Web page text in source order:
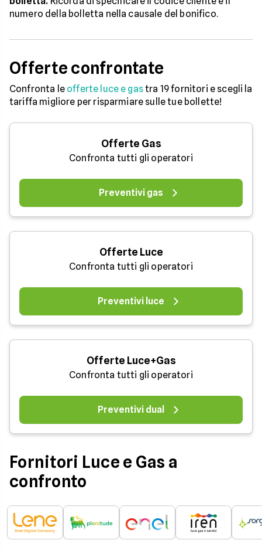
numero della bolletta nella causale del bonifico.
Offerte confrontate
Confronta le offerte luce e gastra 19 fornitori e scegli la
tariffa migliore per risparmiare sulle tue bollette!
Offerte Gas
Confronta tutti gli operatori
Preventivi gas
Offerte Luce
Confronta tutti gli operatori
Preventivi luce
Offerte Luce+Gas
Confronta tutti gli operatori
Preventivi dual
Fornitori Luce e Gas a
confronto